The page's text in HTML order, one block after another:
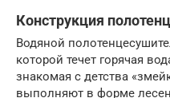
Конструкция
Водяной
которой течет горячая
знакомая с детства
выполняют в форме